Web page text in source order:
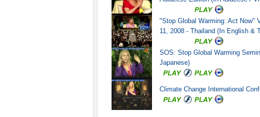
"Stop Global Warming: Act Now"
11, 2008 - Thailand (In English &
SOS: Stop Global Warming
Japanese)
Climate Change International